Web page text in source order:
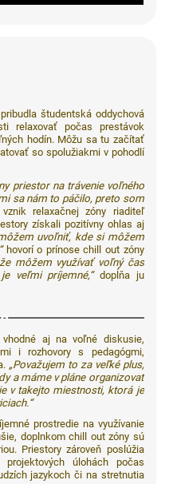
študentská oddychová
relaxovať počas prestávok
hodín. Môžu sa tu začítať
so spolužiakmi v pohodlí
priestor na trávenie voľného
sa nám to páčilo, preto som
relaxačnej zóny riaditeľ
získali pozitívny ohlas aj
uvoľniť, kde si môžem
hovorí o prínose chill out zóny
môžem využívať voľný čas
veľmi príjemné,“dopĺňa ju
aj na voľné diskusie,
i rozhovory s pedagógmi,
„Považujem to za veľké plus,
a máme v pláne organizovať
v takejto miestnosti, ktorá je
prostredie na využívanie
doplnkom chill out zóny sú
Priestory zároveň poslúžia
úlohách počas
jazykoch či na stretnutia